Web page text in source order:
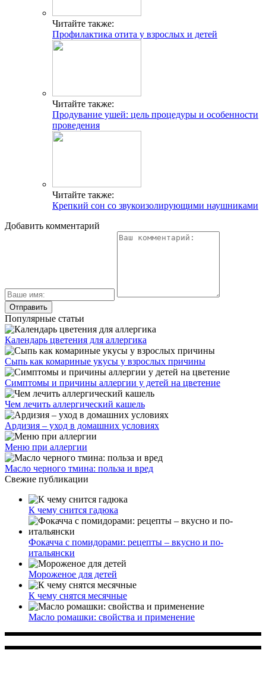
Читайте также:
Профилактика отита у взрослых и детей
Читайте также:
Продувание ушей: цель процедуры и особенности
проведения
Читайте также:
Крепкий сон со звукоизолирующими наушниками
Добавить комментарий
Популярные статьи
Календарь цветения для аллергика
Сыпь как комариные укусы у взрослых причины
Симптомы и причины аллергии у детей на цветение
Чем лечить аллергический кашель
Ардизия – уход в домашних условиях
Меню при аллергии
Масло черного тмина: польза и вред
Свежие публикации
К чему снится гадюка
Фокачча с помидорами: рецепты – вкусно и по-
итальянски
Мороженое для детей
К чему снятся месячные
Масло ромашки: свойства и применение